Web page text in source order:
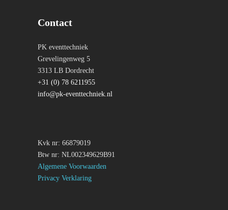
Contact
PK eventtechniek
Grevelingenweg 5
3313 LB Dordrecht
+31 (0) 78 6211955
info@pk-eventtechniek.nl
Kvk nr: 66879019
Btw nr: NL002349629B91
Algemene Voorwaarden
Privacy Verklaring